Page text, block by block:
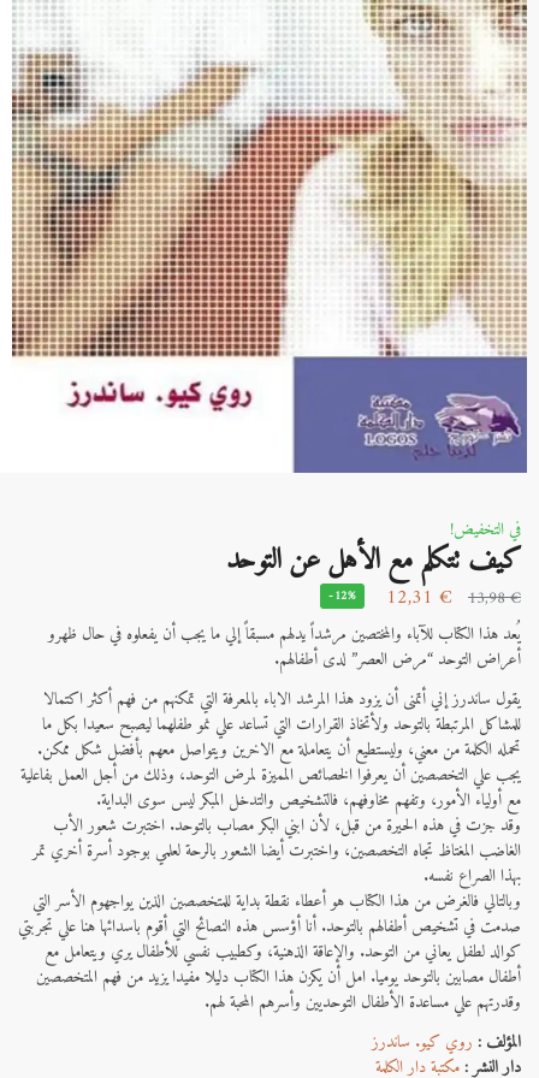
في التخفيض!
كيف تتكلم مع اﻷهل عن التوحد
13,98€
12,31 €
-12%
يُعد هذا الكتاب للآباء والمختصين مرشداً يدلهم مسبقاً إلي ما يجب أن يفعلوه في حال ظهرو
أعراض التوحد “مرض العصر” لدى أطفالهم.
يقول ساندرز إني أتمنى أن يزود هذا المرشد الاباء بالمعرفة التي تمكنهم من فهم أكثر اكتمالا
للمشاكل المرتبطة بالتوحد ولأتخاذ القرارات التي تساعد علي نموطفلهما ليصبح سعيدا بكل ما
تحمله الكلمة من معني، وليستطيع أن يتعاملة مع الاخرين ويتواصل معهم بأفضل شكل ممكن.
يجب علي التخصصين أن يعرفوا الخصائص المميزة لمرض التوحد، وذلك من أجل العمل بفاعلية
مع أولياء الأمور، وتفهم مخاوفهم، فالتشخيص والتدخل المبكر ليس سوى البداية.
وقد جزت في هذه الحيرة من قبل، لأن ابني البكر مصاب بالتوحد. اختبرت شعور الأب
الغاضب المغتاظ تجاه التخصصين، واختبرت أيضا الشعور بالرحة لعلمي بوجود أسرة أخري تمر
بهذا الصراع نفسه.
وبالتالي فالغرض من هذا الكتاب هو أعطاء نقطة بداية للمتخصصين الذين يواجهوم الأسر التي
صدمت في تشخيص أطفالهم بالتوحد. أنا أؤسس هذه النصائح التي أقوم باسدائها هنا علي تجربتي
كوالد لطفل يعاني من التوحد. والإعاقة الذهنية، وكطبيب نفسي للأطفال يري ويتعامل مع
أطفال مصابين بالتوحد يوميا. امل أن يكزن هذا الكتاب دليلا مفيدا يزيد من فهم المتخصصين
وقدرتهم علي مساعدة الأطفال التوحديين وأسرهم المحبة لهم.
المؤلف : روي كيو. ساندرز
دار النشر :مكتبة دار الكلمة